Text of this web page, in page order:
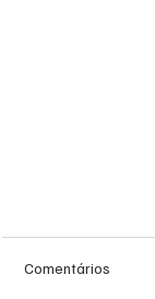
Comentários